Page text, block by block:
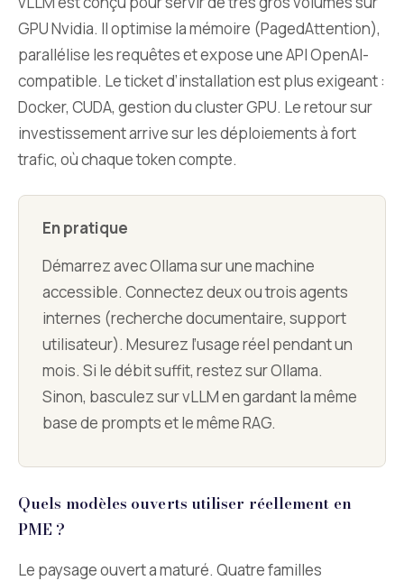
GPU Nvidia. Il optimise la mémoire (PagedAttention),
parallélise les requêtes et expose une API OpenAI-
compatible. Le ticket d’installation est plus exigeant :
Docker, CUDA, gestion du cluster GPU. Le retour sur
investissement arrive sur les déploiements à fort
trafic, où chaque token compte.
En pratique
Démarrez avec Ollama sur une machine
accessible. Connectez deux ou trois agents
internes (recherche documentaire, support
utilisateur). Mesurez l’usage réel pendant un
mois. Si le débit suffit, restez sur Ollama.
Sinon, basculez sur vLLM en gardant la même
base de prompts et le même RAG.
Quels modèles ouverts utiliser réellement en
PME ?
Le paysage ouvert a maturé. Quatre familles